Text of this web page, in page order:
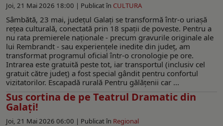
Joi, 21 Mai 2026 18:00 | Publicat în CULTURA
Sâmbătă, 23 mai, județul Galați se transformă într-o uriașă
rețea culturală, conectată prin 18 spații de poveste. Pentru a
nu rata premierele naționale - precum gravurile originale ale
lui Rembrandt - sau experiențele inedite din județ, am
transformat programul oficial într-o cronologie pe ore.
Intrarea este gratuită peste tot, iar transportul (inclusiv cel
gratuit către județ) a fost special gândit pentru confortul
vizitatorilor. Escapadă rurală Pentru gălățenii car ...
Sus cortina de pe Teatrul Dramatic din
Galaţi!
Joi, 21 Mai 2026 06:00 | Publicat în Regional